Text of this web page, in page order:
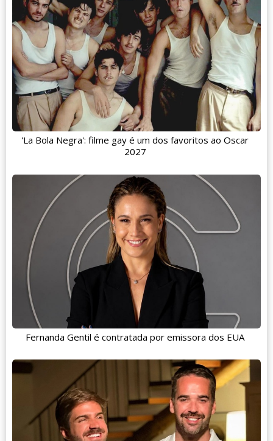
'La Bola Negra': filme gay é um dos favoritos ao Oscar
2027
Fernanda Gentil é contratada por emissora dos EUA